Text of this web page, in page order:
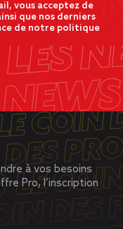
vous acceptez de
que nos derniers
de notre politique
à vos besoins
Pro, l’inscription